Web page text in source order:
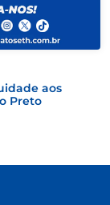
aos
Preto